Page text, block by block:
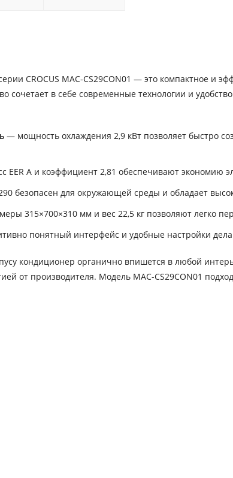
CROCUS MAC-CS29CON01 — это компактное и
сочетает в себе современные технологии и
— мощность охлаждения 2,9 кВт позволяет быстро
EER A и коэффициент 2,81 обеспечивают экономию
безопасен для окружающей среды и обладает
315×700×310 мм и вес 22,5 кг позволяют легко
понятный интерфейс и удобные настройки
кондиционер органично впишется в любой
от производителя. Модель MAC-CS29CON01